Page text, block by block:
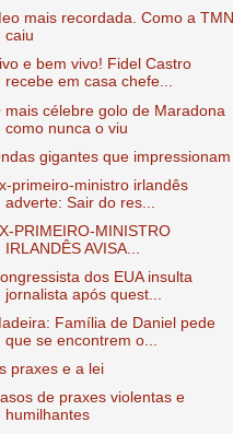
mais recordada. Como a TMN
caiu
e bem vivo! Fidel Castro
recebe em casa chefe...
mais célebre golo de Maradona
como nunca o viu
gigantes que impressionam
primeiro-ministro irlandês
adverte: Sair do res...
PRIMEIRO-MINISTRO
IRLANDÊS AVISA...
dos EUA insulta
jornalista após quest...
Família de Daniel pede
que se encontrem o...
praxes e a lei
de praxes violentas e
humilhantes